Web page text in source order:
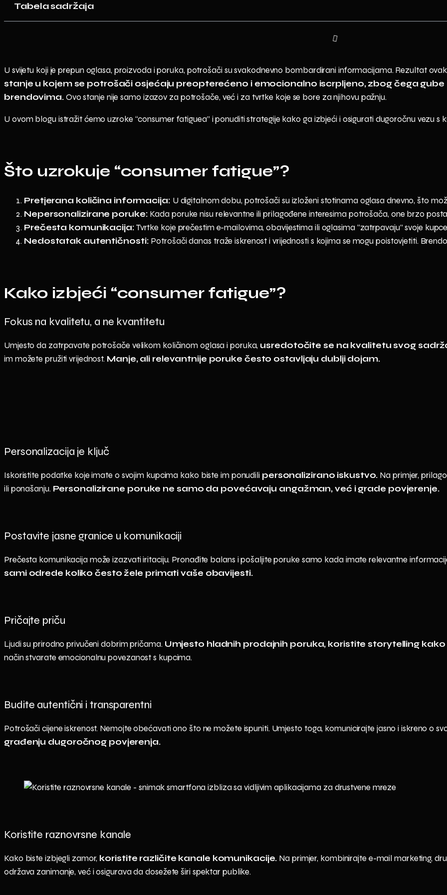
Tabela sadržaja
U svijetu koji je prepun oglasa, proizvoda i poruka, potrošači su svakodnevno bombardirani informacijama. Rezultat
stanje u kojem se potrošači osjećaju preopterećeno i emocionalno iscrpljeno, zbog čega
brendovima.Ovo stanje nije samo izazov za potrošače, već i za tvrtke koje se bore za njihovu pažnju.
U ovom blogu istražit ćemo uzroke “consumer fatiguea” i ponuditi strategije kako ga izbjeći i osigurati dugoročnu vezu s
Što uzrokuje “consumer fatigue”?
Pretjerana količina informacija: U digitalnom dobu, potrošači su izloženi stotinama oglasa dnevno, što
Nepersonalizirane poruke: Kada poruke nisu relevantne ili prilagođene interesima potrošača, one brzo
Prečesta komunikacija:Tvrtke koje prečestim e-mailovima, obavijestima ili oglasima “zatrpavaju” svoje
Nedostatak autentičnosti: Potrošači danas traže iskrenost i vrijednosti s kojima se mogu poistovjetiti.
Kako izbjeći “consumer fatigue”?
Fokus na kvalitetu, a ne kvantitetu
Umjesto da zatrpavate potrošače velikom količinom oglasa i poruka, usredotočite se na kvalitetu svog
im možete pružiti vrijednost. Manje, ali relevantnije poruke često ostavljaju dublji dojam.
Personalizacija je ključ
Iskoristite podatke koje imate o svojim kupcima kako biste im ponudili personalizirano iskustvo. Na primjer,
ili ponašanju. Personalizirane poruke ne samo da povećavaju angažman, već i grade povjerenje.
Postavite jasne granice u komunikaciji
Prečesta komunikacija može izazvati iritaciju. Pronađite balans i pošaljite poruke samo kada imate relevantne
sami odrede koliko često žele primati vaše obavijesti.
Pričajte priču
Ljudi su prirodno privučeni dobrim pričama. Umjesto hladnih prodajnih poruka, koristite storytelling
način stvarate emocionalnu povezanost s kupcima.
Budite autentični i transparentni
Potrošači cijene iskrenost. Nemojte obećavati ono što ne možete ispuniti. Umjesto toga, komunicirajte jasno i iskreno o
građenju dugoročnog povjerenja.
Koristite raznovrsne kanale
Kako biste izbjegli zamor, koristite različite kanale komunikacije. Na primjer, kombinirajte e-mail marketing,
održava zanimanje, već i osigurava da dosežete širi spektar publike.